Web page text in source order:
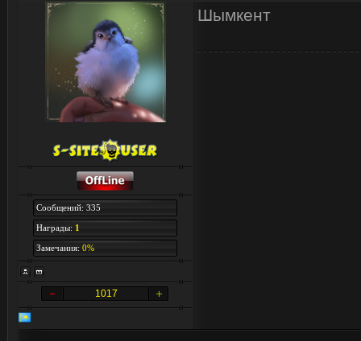
Сообщений: 335
Награды: 1
Замечания: 0%
1017
Шымкент